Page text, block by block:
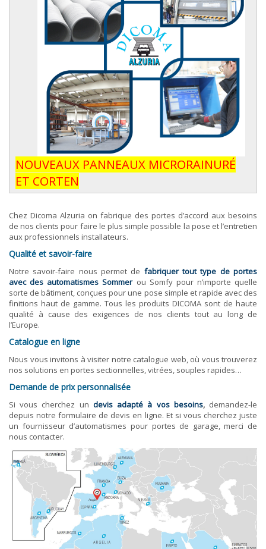
NOUVEAUX PANNEAUX MICRORAINURÉ
ET CORTEN
Chez Dicoma Alzuria on fabrique des portes d’accord aux besoins
de nos clients pour faire le plus simple possible la pose et l’entretien
aux professionnels installateurs.
Qualité et savoir-faire
Notre savoir-faire nous permet de fabriquer tout type de portes
avec des automatismes Sommerou Somfy pour n’importe quelle
sorte de bâtiment, conçues pour une pose simple et rapide avec des
finitions haut de gamme. Tous les produits DICOMA sont de haute
qualité à cause des exigences de nos clients tout au long de
l’Europe.
Catalogue en ligne
Nous vous invitons à visiter notre catalogue web, où vous trouverez
nos solutions en portes sectionnelles, vitrées, souples rapides…
Demande de prix personnalisée
Si vous cherchez un devis adapté à vos besoins,demandez-le
depuis notre formulaire de devis en ligne. Et si vous cherchez juste
un fournisseur d’automatismes pour portes de garage, merci de
nous contacter.